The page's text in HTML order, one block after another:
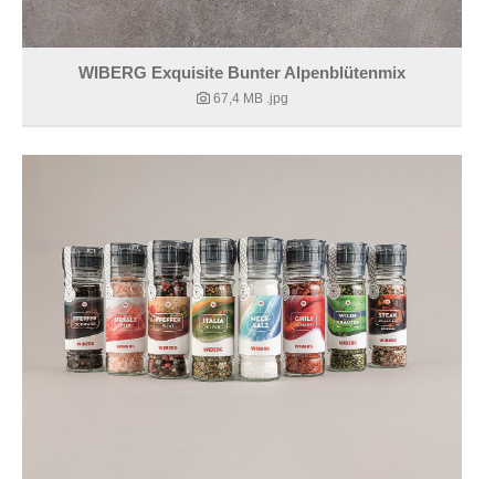
WIBERG Exquisite Bunter Alpenblütenmix
67,4 MB .jpg